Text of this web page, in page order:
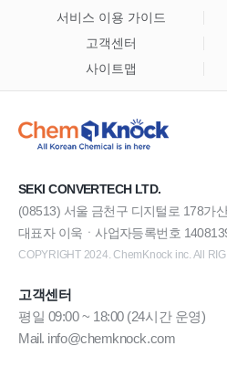
서비스 이용 가이드
고객센터
사이트맵
SEKI CONVERTECH LTD.
(08513) 서울 금천구 디지털로 178가
대표자 이욱ㆍ사업자등록번호
COPYRIGHT 2024. ChemKnock inc. All
고객센터
평일 09:00 ~ 18:00 (24시간 운영)
Mail. info@chemknock.com